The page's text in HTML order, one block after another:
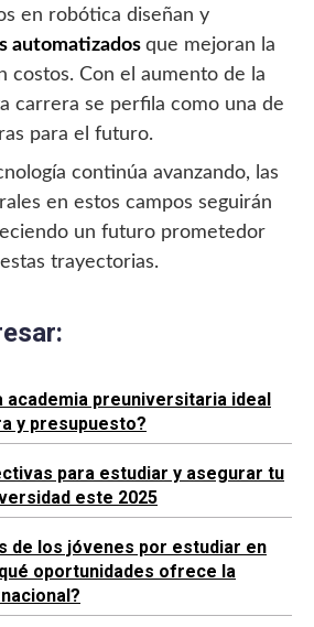
en robótica diseñan y
automatizados que mejoran la
costos. Con el aumento de la
carrera se perfila como una de
para el futuro.
continúa avanzando, las
en estos campos seguirán
un futuro prometedor
trayectorias.
academia preuniversitaria ideal
y presupuesto?
para estudiar y asegurar tu
este 2025
de los jóvenes por estudiar en
oportunidades ofrece la